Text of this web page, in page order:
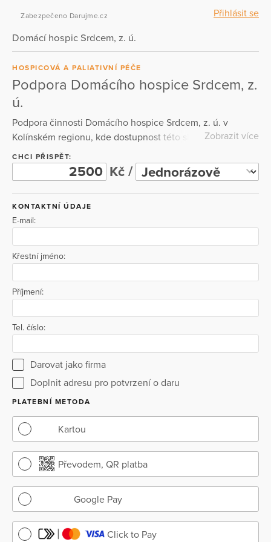
Přihlásit se
Zabezpečeno Darujme.cz
Domácí hospic Srdcem, z. ú.
HOSPICOVÁ A PALIATIVNÍ PÉČE
Podpora Domácího hospice Srdcem, z.
ú.
Podpora činnosti Domácího hospice Srdcem, z. ú. v
Kolínském regionu, kde dostupnost této služby zcela
chybí. Naše služby nejsou hrazeny z veřejného pojištění.
Poskytujeme hospicovou a paliativní péči v přirozeném
prostředí pacienta a rodinných příslušníků.
Specializovanou péčí chceme zachovat důstojnost
člověka, aby netrpěl fyzickou ani duševní bolestí. Úzce
spolupracujeme s nemocnicí v Kolíně. Našim zájmem je i
Zobrazit více
CHCI PŘISPĚT:
Kč /
KONTAKTNÍ ÚDAJE
E-mail:
Křestní jméno:
Příjmení:
Tel. číslo:
Darovat jako firma
Doplnit adresu pro potvrzení o daru
PLATEBNÍ METODA
Kartou
Převodem, QR platba
Google Pay
Click to Pay